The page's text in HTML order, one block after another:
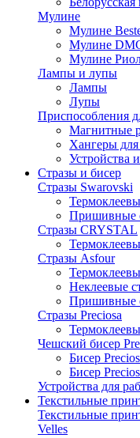
Мулине
Мулине
Мулине
Мулине
Лампы и лупы
Лампы
Лупы
Приспособления
Магнитные
Хангеры
Устройства
Стразы и бисер
Стразы Swarovski
Пришивные
Стразы CRYSTAL
Стразы Asfour
Неклеевые
Пришивные
Стразы Preciosa
Чешский бисер
Бисер
Бисер
Устройства для
Текстильные
Текстильные
Velles